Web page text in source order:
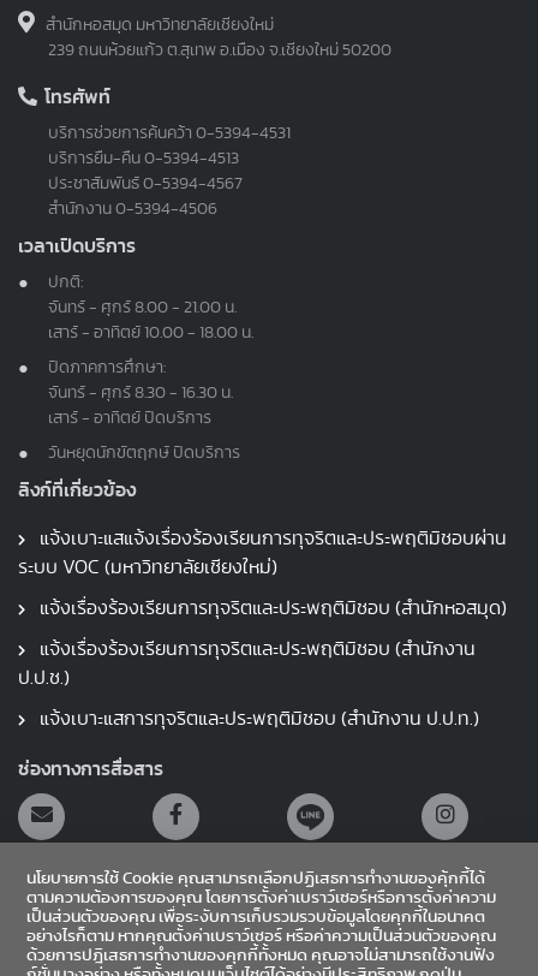
สำนักหอสมุด มหาวิทยาลัยเชียงใหม่
239 ถนนห้วยแก้ว ต.สุเทพ อ.เมือง จ.เชียงใหม่ 50200
โทรศัพท์
บริการช่วยการค้นคว้า 0-5394-4531
บริการยืม-คืน 0-5394-4513
ประชาสัมพันธ์ 0-5394-4567
สำนักงาน 0-5394-4506
เวลาเปิดบริการ
ปกติ:
จันทร์ - ศุกร์ 8.00 - 21.00 น.
เสาร์ - อาทิตย์ 10.00 - 18.00 น.
ปิดภาคการศึกษา:
จันทร์ - ศุกร์ 8.30 - 16.30 น.
เสาร์ - อาทิตย์ ปิดบริการ
วันหยุดนักขัตฤกษ์ ปิดบริการ
ลิงก์ที่เกี่ยวข้อง
แจ้งเบาะแสแจ้งเรื่องร้องเรียนการทุจริตและประพฤติมิชอบผ่าน
ระบบ VOC (มหาวิทยาลัยเชียงใหม่)
แจ้งเรื่องร้องเรียนการทุจริตและประพฤติมิชอบ (สำนักหอสมุด)
แจ้งเรื่องร้องเรียนการทุจริตและประพฤติมิชอบ (สำนักงาน
ป.ป.ช.)
แจ้งเบาะแสการทุจริตและประพฤติมิชอบ (สำนักงาน ป.ป.ท.)
ช่องทางการสื่อสาร
สายตรงผู้อำนวยการ
นโยบายการใช้ Cookie คุณสามารถเลือกปฏิเสธการทำงานของคุ้กกี้ได้
ตามความต้องการของคุณ โดยการตั้งค่าเบราว์เซอร์หรือการตั้งค่าความ
เป็นส่วนตัวของคุณ เพื่อระงับการเก็บรวมรวบข้อมูลโดยคุกกี้ในอนาคต
อย่างไรก็ตาม หากคุณตั้งค่าเบราว์เซอร์ หรือค่าความเป็นส่วนตัวของคุณ
ด้วยการปฎิเสธการทำงานของคุกกี้ทั้งหมด คุณอาจไม่สามารถใช้งานฟัง